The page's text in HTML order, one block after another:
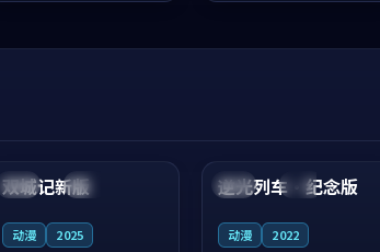
中国 独播
99:40
双城记新版
动漫 2025
泰国 高分
99:06
逆光列车·纪念版
动漫 2022